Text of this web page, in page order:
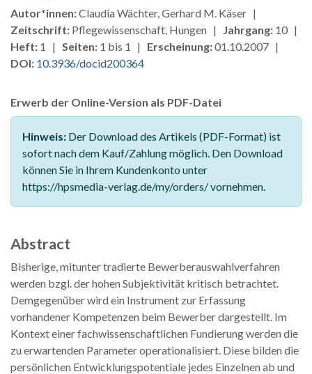
Autor*innen:Claudia Wächter, Gerhard M. Käser |
Zeitschrift: Pflegewissenschaft, Hungen | Jahrgang: 10 |
Heft: 1 | Seiten: 1 bis 1 | Erscheinung:01.10.2007 |
DOI: 10.3936/docid200364
Erwerb der Online-Version als PDF-Datei
Hinweis: Der Download des Artikels (PDF-Format) ist
sofort nach dem Kauf/Zahlung möglich. Den Download
können Sie in Ihrem Kundenkonto unter
https://hpsmedia-verlag.de/my/orders/ vornehmen.
Abstract
Bisherige, mitunter tradierte Bewerberauswahlverfahren
werden bzgl. der hohen Subjektivität kritisch betrachtet.
Demgegenüber wird ein Instrument zur Erfassung
vorhandener Kompetenzen beim Bewerber dargestellt. Im
Kontext einer fachwissenschaftlichen Fundierung werden die
zu erwartenden Parameter operationalisiert. Diese bilden die
persönlichen Entwicklungspotentiale jedes Einzelnen ab und